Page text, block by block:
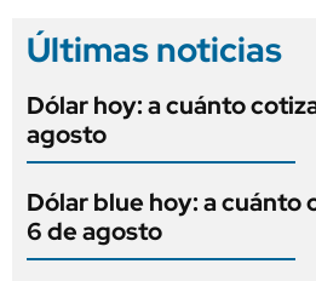
Últimas noticias
Dólar hoy: a cuánto
agosto
Dólar blue hoy: a cuánto
6 de agosto